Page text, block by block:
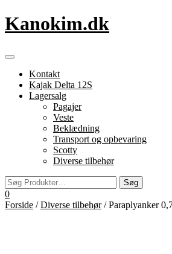
Videre
til
Kanokim.dk
Flip
navigationKontakt
Kajak Delta 12S
Lagersalg
Pagajer
Veste
Beklædning
Transport og opbevaring
Scotty
Diverse tilbehør
0
Forside /Diverse tilbehør/ Paraplyanker